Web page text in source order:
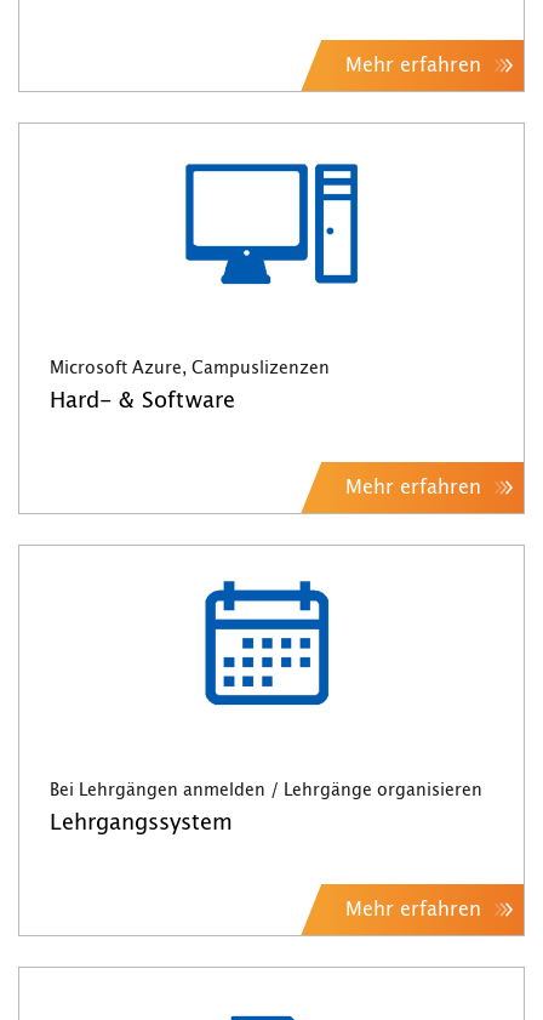
Mehr erfahren
Microsoft Azure, Campuslizenzen
Hard- & Software
Mehr erfahren
Bei Lehrgängen anmelden / Lehrgänge organisieren
Lehrgangssystem
Mehr erfahren